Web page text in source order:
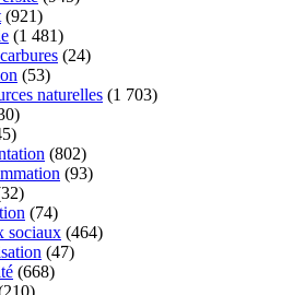
(921)
(1 481)
(24)
(53)
naturelles (1 703)
(802)
(93)
(74)
sociaux (464)
(47)
(668)